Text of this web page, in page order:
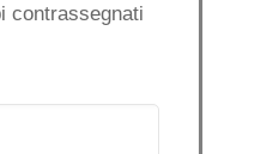
contrassegnati